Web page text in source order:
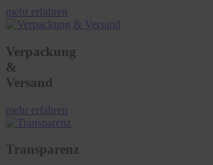
mehr erfahren
Verpackung
&
Versand
mehr erfahren
Transparenz